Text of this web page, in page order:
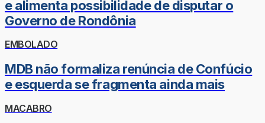
e alimenta possibilidade de disputar o
Governo de Rondônia
EMBOLADO
MDB não formaliza renúncia de Confúcio
e esquerda se fragmenta ainda mais
MACABRO